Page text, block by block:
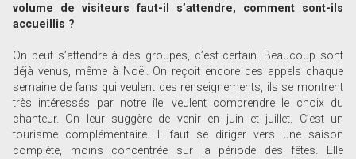
volume de visiteurs faut-il s’attendre, comment sont-ils
accueillis ?
On peut s’attendre à des groupes, c’est certain. Beaucoup sont
déjà venus, même à Noël. On reçoit encore des appels chaque
semaine de fans qui veulent des renseignements, ils se montrent
très intéressés par notre île, veulent comprendre le choix du
chanteur. On leur suggère de venir en juin et juillet. C’est un
tourisme complémentaire. Il faut se diriger vers une saison
complète, moins concentrée sur la période des fêtes. Elle